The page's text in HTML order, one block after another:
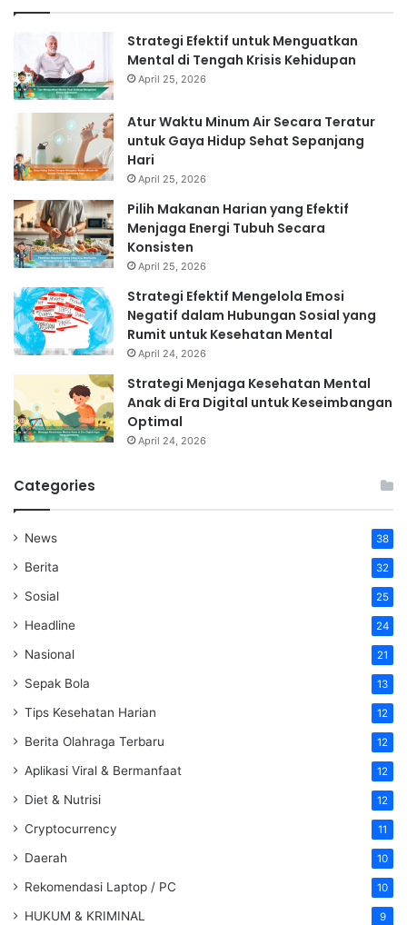
Strategi Efektif untuk Menguatkan
Mental di Tengah Krisis Kehidupan
April 25, 2026
Atur Waktu Minum Air Secara Teratur
untuk Gaya Hidup Sehat Sepanjang
Hari
April 25, 2026
Pilih Makanan Harian yang Efektif
Menjaga Energi Tubuh Secara
Konsisten
April 25, 2026
Strategi Efektif Mengelola Emosi
Negatif dalam Hubungan Sosial yang
Rumit untuk Kesehatan Mental
April 24, 2026
Strategi Menjaga Kesehatan Mental
Anak di Era Digital untuk Keseimbangan
Optimal
April 24, 2026
Categories
News 38
Berita 32
Sosial 25
Headline 24
Nasional 21
Sepak Bola 13
Tips Kesehatan Harian 12
Berita Olahraga Terbaru 12
Aplikasi Viral & Bermanfaat 12
Diet & Nutrisi 12
Cryptocurrency 11
Daerah 10
Rekomendasi Laptop / PC 10
HUKUM & KRIMINAL 9